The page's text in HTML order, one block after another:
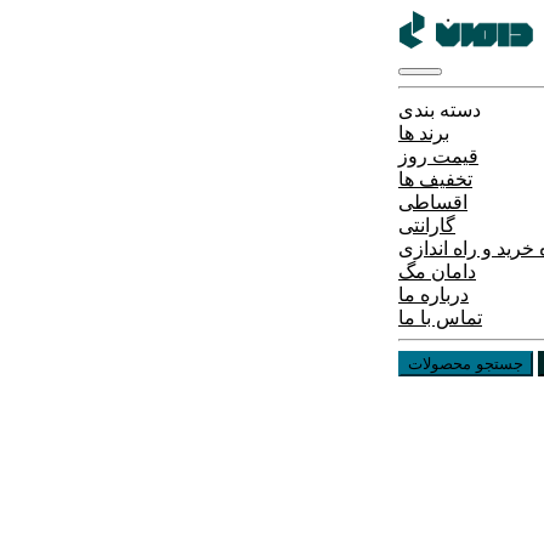
دسته بندی
برند ها
قیمت روز
تخفیف ها
اقساطی
گارانتی
و راه اندازی
دامان مگ
درباره ما
تماس با ما
جستجو محصولات